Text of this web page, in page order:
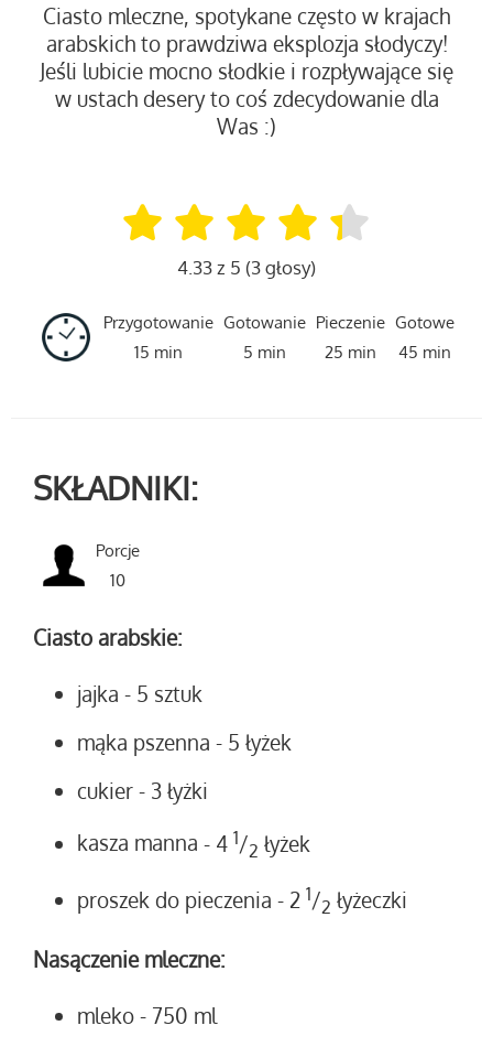
Ciasto mleczne, spotykane często w krajach
arabskich to prawdziwa eksplozja słodyczy!
Jeśli lubicie mocno słodkie i rozpływające się
w ustach desery to coś zdecydowanie dla
Was :)
4.33 z 5 (3 głosy)
Przygotowanie Gotowanie Pieczenie Gotowe
15 min
5 min 25 min 45 min
SKŁADNIKI:
Porcje
10
Ciasto arabskie:
jajka - 5 sztuk
mąka pszenna - 5 łyżek
cukier - 3 łyżki
kasza manna - 4 1/2 łyżek
proszek do pieczenia - 2 1/2 łyżeczki
Nasączenie mleczne:
mleko - 750 ml